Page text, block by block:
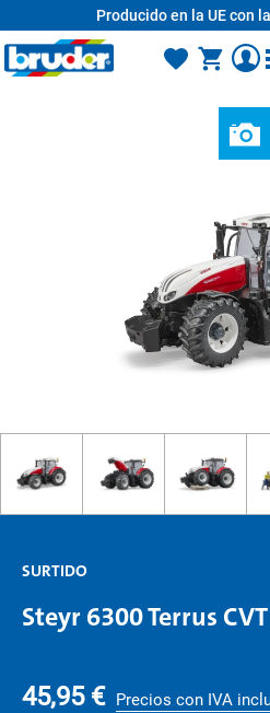
Producido en la UE con
SURTIDO
Steyr 6300 Terrus CVT
45,95 € Precios con IVA